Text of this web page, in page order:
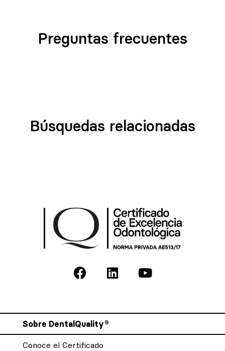
Preguntas frecuentes
Búsquedas relacionadas
Sobre DentalQuality®
Conoce el Certificado